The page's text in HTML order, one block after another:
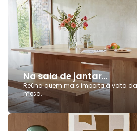
Na sala de jantar...
Reúna quem mais importa à volta da
mesa.
jantar...
Elegância